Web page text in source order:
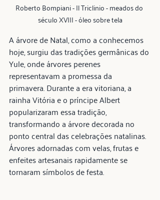
Roberto Bompiani - Il Triclinio - meados do
século XVIII - óleo sobre tela
A árvore de Natal, como a conhecemos
hoje, surgiu das tradições germânicas do
Yule, onde árvores perenes
representavam a promessa da
primavera. Durante a era vitoriana, a
rainha Vitória e o príncipe Albert
popularizaram essa tradição,
transformando a árvore decorada no
ponto central das celebrações natalinas.
Árvores adornadas com velas, frutas e
enfeites artesanais rapidamente se
tornaram símbolos de festa.